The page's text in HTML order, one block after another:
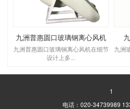
九洲普惠圆口玻璃钢离心风机
九洲普惠圆口玻璃钢离心风机在细节
设计上多...
九洲
1
电话：020-34739989